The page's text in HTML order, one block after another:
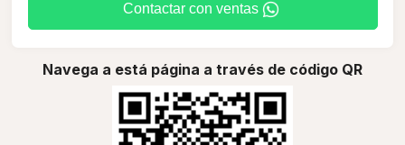
Contactar con ventas
Navega a está página a través de código QR